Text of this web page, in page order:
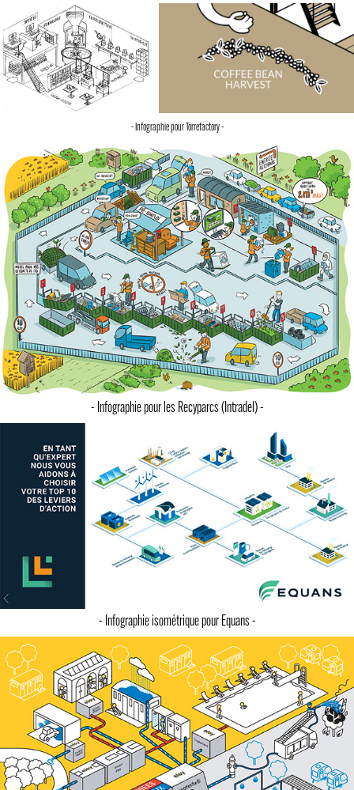
- Infographie pour Torrefactory -
- Infographie pour les Recyparcs (Intradel) -
- Infographie isométrique pour Equans -